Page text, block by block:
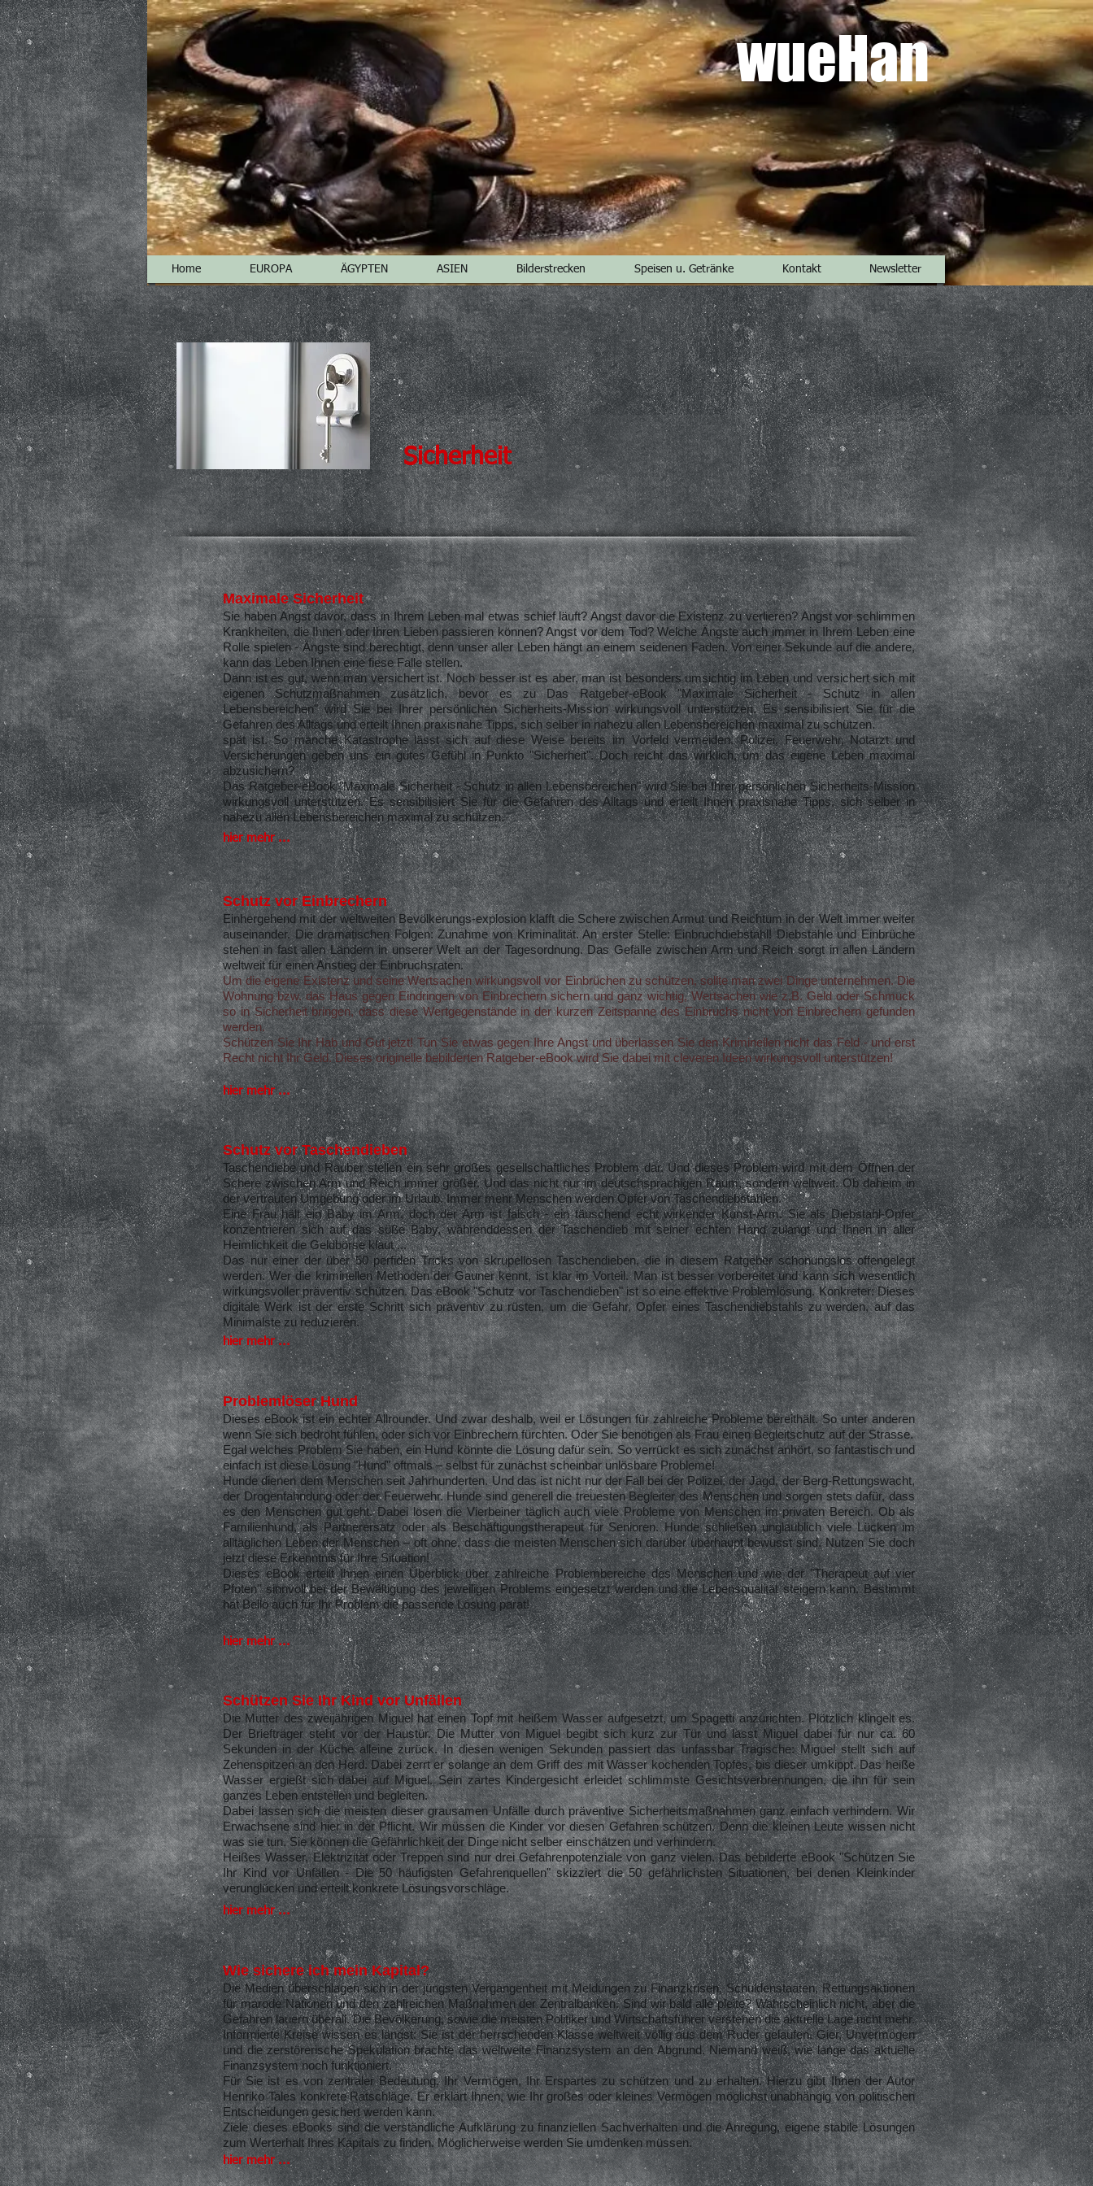
wueHan
Home EUROPA ÄGYPTEN ASIEN Bilderstrecken Speisen u. Getränke Kontakt Newsletter
Sicherheit
Maximale Sicherheit
Sie haben Angst davor, dass in Ihrem Leben mal etwas schief läuft? Angst davor die Existenz zu verlieren? Angst vor schlimmen
Krankheiten, die Ihnen oder Ihren Lieben passieren können? Angst vor dem Tod? Welche Ängste auch immer in Ihrem Leben eine
Rolle spielen - Ängste sind berechtigt, denn unser aller Leben hängt an einem seidenen Faden. Von einer Sekunde auf die andere,
kann das Leben Ihnen eine fiese Falle stellen.
Dann ist es gut, wenn man versichert ist. Noch besser ist es aber, man ist besonders umsichtig im Leben und versichert sich mit
eigenen Schutzmaßnahmen zusätzlich, bevor es zu Das Ratgeber-eBook "Maximale Sicherheit - Schutz in allen
Lebensbereichen" wird Sie bei Ihrer persönlichen Sicherheits-Mission wirkungsvoll unterstützen. Es sensibilisiert Sie für die
Gefahren des Alltags und erteilt Ihnen praxisnahe Tipps, sich selber in nahezu allen Lebensbereichen maximal zu schützen.
spät ist. So manche Katastrophe lässt sich auf diese Weise bereits im Vorfeld vermeiden. Polizei, Feuerwehr, Notarzt und
Versicherungen geben uns ein gutes Gefühl in Punkto "Sicherheit". Doch reicht das wirklich, um das eigene Leben maximal
abzusichern?
Das Ratgeber-eBook "Maximale Sicherheit - Schutz in allen Lebensbereichen" wird Sie bei Ihrer persönlichen Sicherheits-Mission
wirkungsvoll unterstützen. Es sensibilisiert Sie für die Gefahren des Alltags und erteilt Ihnen praxisnahe Tipps, sich selber in
nahezu allen Lebensbereichen maximal zu schützen.
Schutz vor Einbrechern
Einhergehend mit der weltweiten Bevölkerungs-explosion klafft die Schere zwischen Armut und Reichtum in der Welt immer weiter
auseinander. Die dramatischen Folgen: Zunahme von Kriminalität. An erster Stelle: Einbruchdiebstahl! Diebstähle und Einbrüche
stehen in fast allen Ländern in unserer Welt an der Tagesordnung. Das Gefälle zwischen Arm und Reich sorgt in allen Ländern
weltweit für einen Anstieg der Einbruchsraten.
Um die eigene Existenz und seine Wertsachen wirkungsvoll vor Einbrüchen zu schützen, sollte man zwei Dinge unternehmen. Die
Wohnung bzw. das Haus gegen Eindringen von Einbrechern sichern und ganz wichtig, Wertsachen wie z.B. Geld oder Schmuck
so in Sicherheit bringen, dass diese Wertgegenstände in der kurzen Zeitspanne des Einbruchs nicht von Einbrechern gefunden
werden.
Schützen Sie Ihr Hab und Gut jetzt! Tun Sie etwas gegen Ihre Angst und überlassen Sie den Kriminellen nicht das Feld - und erst
Recht nicht Ihr Geld. Dieses originelle bebilderten Ratgeber-eBook wird Sie dabei mit cleveren Ideen wirkungsvoll unterstützen!
Problemlöser Hund
Dieses eBook ist ein echter Allrounder. Und zwar deshalb, weil er Lösungen für zahlreiche Probleme bereithält. So unter anderen
wenn Sie sich bedroht fühlen, oder sich vor Einbrechern fürchten. Oder Sie benötigen als Frau einen Begleitschutz auf der Strasse.
Egal welches Problem Sie haben, ein Hund könnte die Lösung dafür sein. So verrückt es sich zunächst anhört, so fantastisch und
einfach ist diese Lösung "Hund" oftmals – selbst für zunächst scheinbar unlösbare Probleme!
Hunde dienen dem Menschen seit Jahrhunderten. Und das ist nicht nur der Fall bei der Polizei, der Jagd, der Berg-Rettungswacht,
der Drogenfahndung oder der Feuerwehr. Hunde sind generell die treuesten Begleiter des Menschen und sorgen stets dafür, dass
es den Menschen gut geht. Dabei lösen die Vierbeiner täglich auch viele Probleme von Menschen im privaten Bereich. Ob als
Familienhund, als Partnerersatz oder als Beschäftigungstherapeut für Senioren. Hunde schließen unglaublich viele Lücken im
alltäglichen Leben der Menschen – oft ohne, dass die meisten Menschen sich darüber überhaupt bewusst sind. Nutzen Sie doch
jetzt diese Erkenntnis für Ihre Situation!
Dieses eBook erteilt Ihnen einen Überblick über zahlreiche Problembereiche des Menschen und wie der "Therapeut auf vier
Pfoten" sinnvoll bei der Bewältigung des jeweiligen Problems eingesetzt werden und die Lebensqualität steigern kann. Bestimmt
hat Bello auch für Ihr Problem die passende Lösung parat!
Wie sichere ich mein Kapital?
Die Medien überschlagen sich in der jüngsten Vergangenheit mit Meldungen zu Finanzkrisen, Schuldenstaaten, Rettungsaktionen
für marode Nationen und den zahlreichen Maßnahmen der Zentralbanken. Sind wir bald alle pleite? Wahrscheinlich nicht, aber die
Gefahren lauern überall. Die Bevölkerung, sowie die meisten Politiker und Wirtschaftsführer verstehen die aktuelle Lage nicht mehr.
Informierte Kreise wissen es längst: Sie ist der herrschenden Klasse weltweit völlig aus dem Ruder gelaufen. Gier, Unvermögen
und die zerstörerische Spekulation brachte das weltweite Finanzsystem an den Abgrund. Niemand weiß, wie lange das aktuelle
Finanzsystem noch funktioniert.
Für Sie ist es von zentraler Bedeutung, Ihr Vermögen, Ihr Erspartes zu schützen und zu erhalten. Hierzu gibt Ihnen der Autor
Henriko Tales konkrete Ratschläge. Er erklärt Ihnen, wie Ihr großes oder kleines Vermögen möglichst unabhängig von politischen
Entscheidungen gesichert werden kann.
Ziele dieses eBooks sind die verständliche Aufklärung zu finanziellen Sachverhalten und die Anregung, eigene stabile Lösungen
zum Werterhalt Ihres Kapitals zu finden. Möglicherweise werden Sie umdenken müssen.
Schutz vor Taschendieben
Taschendiebe und Räuber stellen ein sehr großes gesellschaftliches Problem dar. Und dieses Problem wird mit dem Öffnen der
Schere zwischen Arm und Reich immer größer. Und das nicht nur im deutschsprachigen Raum, sondern weltweit. Ob daheim in
der vertrauten Umgebung oder im Urlaub. Immer mehr Menschen werden Opfer von Taschendiebstählen.
Eine Frau hält ein Baby im Arm, doch der Arm ist falsch - ein täuschend echt wirkender Kunst-Arm. Sie als Diebstahl-Opfer
konzentrieren sich auf das süße Baby, währenddessen der Taschendieb mit seiner echten Hand zulangt und Ihnen in aller
Heimlichkeit die Geldbörse klaut ...
Das nur einer der über 50 perfiden Tricks von skrupellosen Taschendieben, die in diesem Ratgeber schonungslos offengelegt
werden. Wer die kriminellen Methoden der Gauner kennt, ist klar im Vorteil. Man ist besser vorbereitet und kann sich wesentlich
wirkungsvoller präventiv schützen. Das eBook "Schutz vor Taschendieben" ist so eine effektive Problemlösung. Konkreter: Dieses
digitale Werk ist der erste Schritt sich präventiv zu rüsten, um die Gefahr, Opfer eines Taschendiebstahls zu werden, auf das
Minimalste zu reduzieren.
Schützen Sie Ihr Kind vor Unfällen
Die Mutter des zweijährigen Miguel hat einen Topf mit heißem Wasser aufgesetzt, um Spagetti anzurichten. Plötzlich klingelt es.
Der Briefträger steht vor der Haustür. Die Mutter von Miguel begibt sich kurz zur Tür und lässt Miguel dabei für nur ca. 60
Sekunden in der Küche alleine zurück. In diesen wenigen Sekunden passiert das unfassbar Tragische: Miguel stellt sich auf
Zehenspitzen an den Herd. Dabei zerrt er solange an dem Griff des mit Wasser kochenden Topfes, bis dieser umkippt. Das heiße
Wasser ergießt sich dabei auf Miguel. Sein zartes Kindergesicht erleidet schlimmste Gesichtsverbrennungen, die ihn für sein
ganzes Leben entstellen und begleiten.
Dabei lassen sich die meisten dieser grausamen Unfälle durch präventive Sicherheitsmaßnahmen ganz einfach verhindern. Wir
Erwachsene sind hier in der Pflicht. Wir müssen die Kinder vor diesen Gefahren schützen. Denn die kleinen Leute wissen nicht
was sie tun. Sie können die Gefährlichkeit der Dinge nicht selber einschätzen und verhindern.
Heißes Wasser, Elektrizität oder Treppen sind nur drei Gefahrenpotenziale von ganz vielen. Das bebilderte eBook "Schützen Sie
Ihr Kind vor Unfällen - Die 50 häufigsten Gefahrenquellen" skizziert die 50 gefährlichsten Situationen, bei denen Kleinkinder
verunglücken und erteilt konkrete Lösungsvorschläge.
hier mehr ...
hier mehr ...
hier mehr ...
hier mehr ...
hier mehr ...
hier mehr ...